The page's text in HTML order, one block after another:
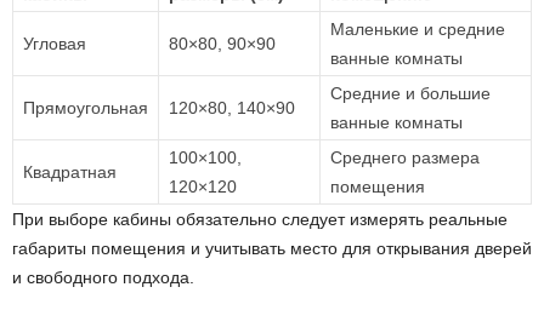
Угловая 80×80, 90×90
Маленькие и средние
ванные комнаты
Прямоугольная 120×80, 140×90
Средние и большие
ванные комнаты
Квадратная
100×100,
120×120
Среднего размера
помещения
При выборе кабины обязательно следует измерять реальные
габариты помещения и учитывать место для открывания дверей
и свободного подхода.